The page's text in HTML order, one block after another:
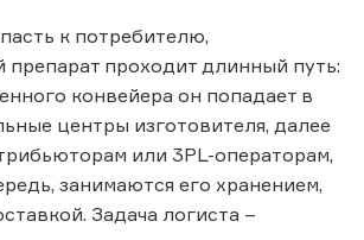
к потребителю,
препарат проходит длинный путь:
конвейера он попадает в
центры изготовителя, далее
или 3PL-операторам,
занимаются его хранением,
Задача логиста –